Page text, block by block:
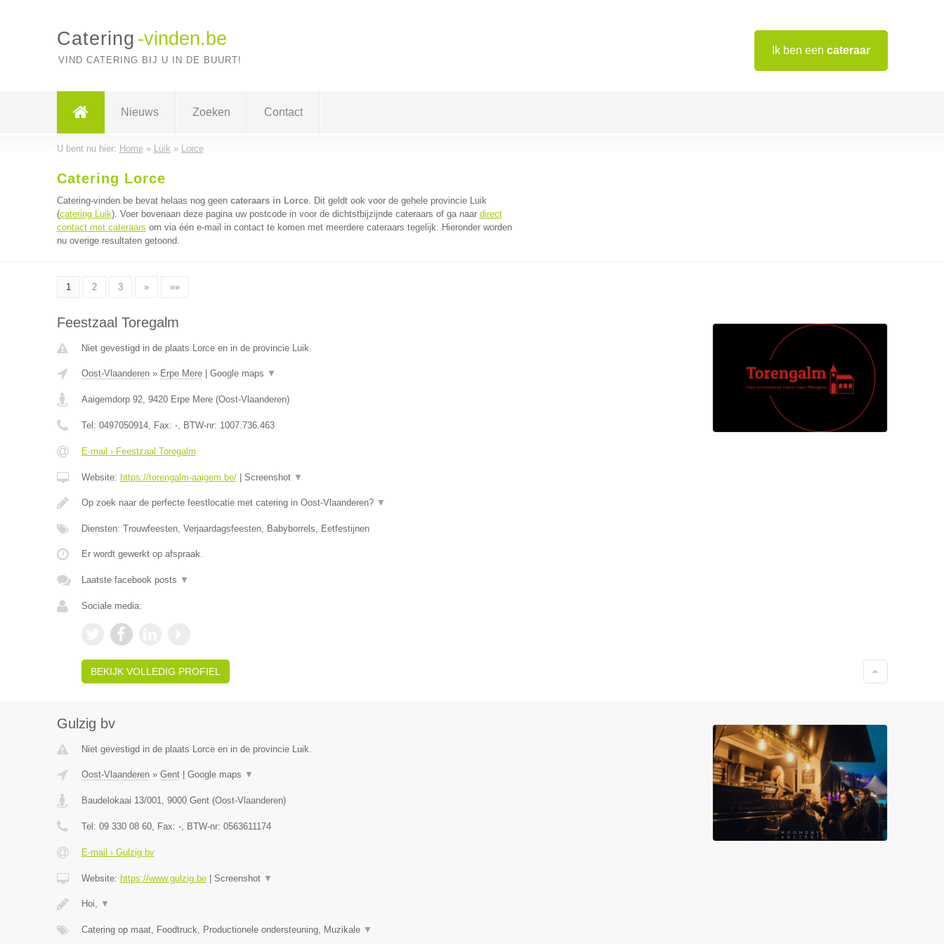
Ik ben een cateraar
Catering -vinden.be
VIND CATERING BIJ U IN DE BUURT!
Nieuws Zoeken Contact
U bent nu hier: Home» Luik » Lorce
Catering Lorce
Catering-vinden.be bevat helaas nog geen cateraars in Lorce. Dit geldt ook voor de gehele provincie Luik
(catering Luik). Voer bovenaan deze pagina uw postcode in voor de dichtstbijzijnde cateraars of ga naar direct
contact met cateraars om via één e-mail in contact te komen met meerdere cateraars tegelijk. Hieronder worden
nu overige resultaten getoond.
1 2 3 » »»
Feestzaal Toregalm
Niet gevestigd in de plaats Lorce en in de provincie Luik.
Oost-Vlaanderen» Erpe Mere| Google maps ▼
Aaigemdorp 92, 9420 Erpe Mere(Oost-Vlaanderen)
Tel: 0497050914, Fax: -, BTW-nr: 1007.736.463
E-mail › Feestzaal Toregalm
Website: https://torengalm-aaigem.be/| Screenshot ▼
Op zoek naar de perfecte feestlocatie met catering in Oost-Vlaanderen? ▼
Diensten: Trouwfeesten, Verjaardagsfeesten, Babyborrels, Eetfestijnen
Er wordt gewerkt op afspraak.
Laatste facebook posts ▼
Sociale media:
BEKIJK VOLLEDIG PROFIEL
Gulzig bv
Niet gevestigd in de plaats Lorce en in de provincie Luik.
Oost-Vlaanderen» Gent| Google maps ▼
Baudelokaai 13/001, 9000 Gent(Oost-Vlaanderen)
Tel: 09 330 08 60, Fax: -, BTW-nr: 0563611174
E-mail › Gulzig bv
Website: https://www.gulzig.be| Screenshot ▼
Hoi, ▼
Catering op maat, Foodtruck, Productionele ondersteuning, Muzikale ▼